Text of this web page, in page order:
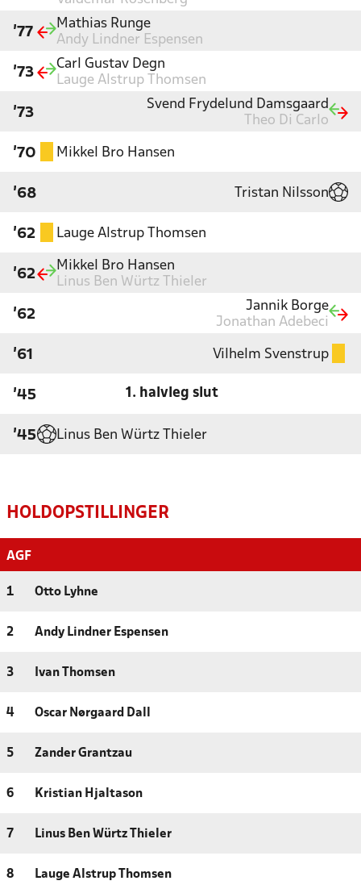
'77
Mathias Runge
Andy Lindner Espensen
'73
Carl Gustav Degn
Lauge Alstrup Thomsen
'73
Svend Frydelund Damsgaard
Theo Di Carlo
'70 Mikkel Bro Hansen
'68 Tristan Nilsson
'62 Lauge Alstrup Thomsen
'62
Mikkel Bro Hansen
Linus Ben Würtz Thieler
'62
Jannik Borge
Jonathan Adebeci
'61 Vilhelm Svenstrup
'45 1. halvleg slut
'45 Linus Ben Würtz Thieler
HOLDOPSTILLINGER
AGF
1 Otto Lyhne
2 Andy Lindner Espensen
3 Ivan Thomsen
4 Oscar Nørgaard Dall
5 Zander Grantzau
6 Kristian Hjaltason
7 Linus Ben Würtz Thieler
8 Lauge Alstrup Thomsen